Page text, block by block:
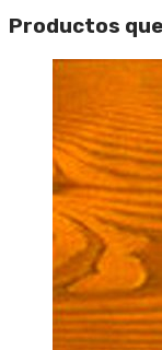
Productos